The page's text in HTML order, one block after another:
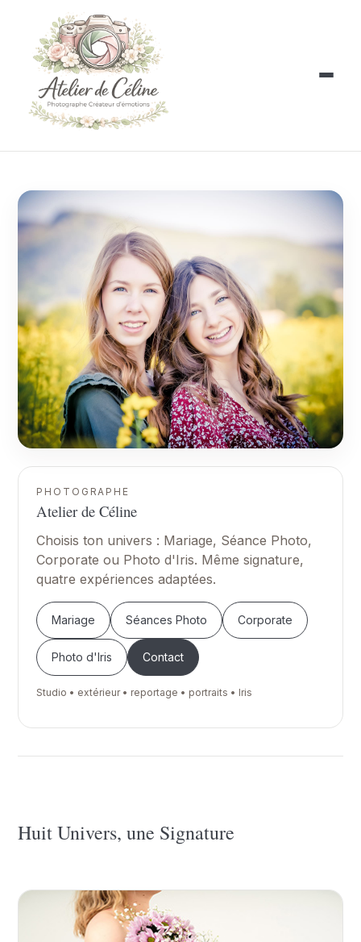
PHOTOGRAPHE
Atelier de Céline
Choisis ton univers : Mariage, Séance Photo,
Corporate ou Photo d'Iris. Même signature,
quatre expériences adaptées.
Mariage Séances Photo Corporate
Photo d'Iris Contact
Studio • extérieur • reportage • portraits • Iris
Huit Univers, une Signature